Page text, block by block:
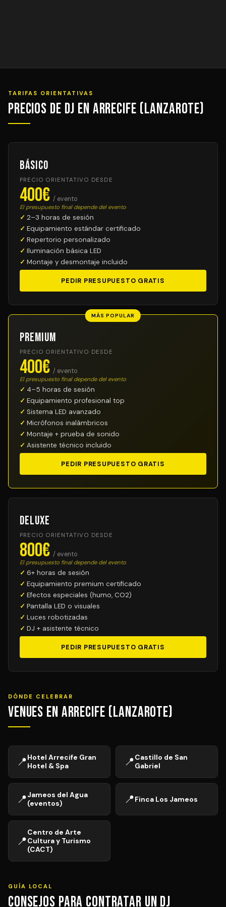
TARIFAS ORIENTATIVAS
Precios de DJ en Arrecife (Lanzarote)
Básico
PRECIO ORIENTATIVO DESDE
400€ / evento
El presupuesto final depende del evento
2–3 horas de sesión
Equipamiento estándar certificado
Repertorio personalizado
Iluminación básica LED
Montaje y desmontaje incluido
PEDIR PRESUPUESTO GRATIS
MÁS POPULAR
Premium
PRECIO ORIENTATIVO DESDE
400€ / evento
El presupuesto final depende del evento
4–5 horas de sesión
Equipamiento profesional top
Sistema LED avanzado
Micrófonos inalámbricos
Montaje + prueba de sonido
Asistente técnico incluido
PEDIR PRESUPUESTO GRATIS
Deluxe
PRECIO ORIENTATIVO DESDE
800€ / evento
El presupuesto final depende del evento
6+ horas de sesión
Equipamiento premium certificado
Efectos especiales (humo, CO2)
Pantalla LED o visuales
Luces robotizadas
DJ + asistente técnico
PEDIR PRESUPUESTO GRATIS
DÓNDE CELEBRAR
Venues en Arrecife (Lanzarote)
📍Hotel Arrecife Gran
Hotel & Spa
📍Castillo de San
Gabriel
📍Jameos del Agua
(eventos)
📍Finca Los Jameos
📍
Centro de Arte
Cultura y Turismo
(CACT)
GUÍA LOCAL
Consejos para Contratar un DJ